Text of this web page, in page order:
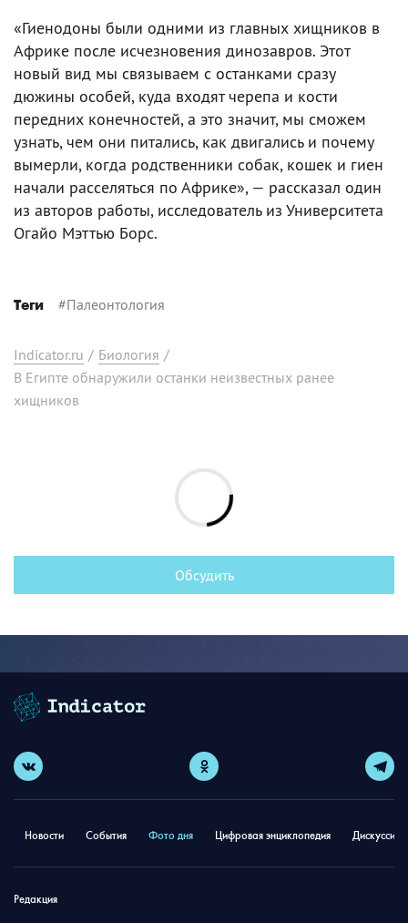
«Гиенодоны были одними из главных хищников в
Африке после исчезновения динозавров. Этот
новый вид мы связываем с останками сразу
дюжины особей, куда входят черепа и кости
передних конечностей, а это значит, мы сможем
узнать, чем они питались, как двигались и почему
вымерли, когда родственники собак, кошек и гиен
начали расселяться по Африке», — рассказал один
из авторов работы, исследователь из Университета
Огайо Мэттью Борс.
Теги #Палеонтология
Indicator.ru / Биология /
В Египте обнаружили останки неизвестных ранее
хищников
Обсудить
Новости События Фото дня Цифровая энциклопедия
Редакция